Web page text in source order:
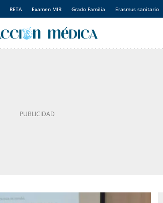
RETA Examen MIR Grado Familia Erasmus sanitario